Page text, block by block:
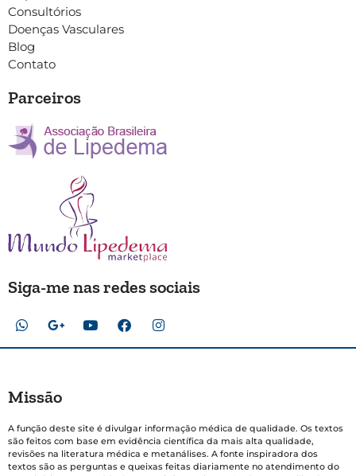
Consultórios
Doenças Vasculares
Blog
Contato
Parceiros
Siga-me nas redes sociais
Missão
A função deste site é divulgar informação médica de qualidade. Os textos
são feitos com base em evidência científica da mais alta qualidade,
revisões na literatura médica e metanálises. A fonte inspiradora dos
textos são as perguntas e queixas feitas diariamente no atendimento do